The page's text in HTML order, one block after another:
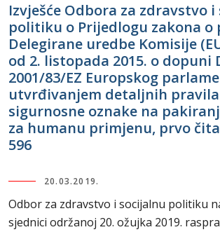
Izvješće Odbora za zdravstvo
politiku o Prijedlogu zakona o
Delegirane uredbe Komisije
оd 2. listopada 2015. o dopuni
2001/83/EZ Europskog
utvrđivanjem detaljnih pravila
sigurnosne oznake na
za humanu primjenu, prvo
596
20.03.2019.
Odbor za zdravstvo i socijalnu politiku
sjednici održanoj 20. ožujka 2019.